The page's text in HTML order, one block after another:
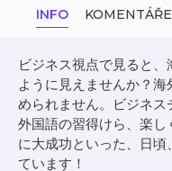
INFO KOMENTÁŘE
ビジネス視点で見ると
ように見えませんか？
められません。ビジネス
外国語の習得けら、楽
に大成功といった、日
ています！